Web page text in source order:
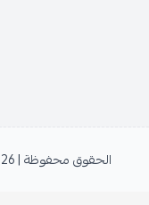
الحقوق محفوظة | 2026